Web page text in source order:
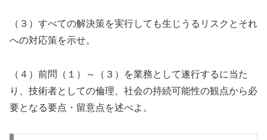
（３）すべての解決策を実行しても生じうるリスクとそれ
への対応策を示せ。
（４）前問（１）～（３）を業務として遂行するに当た
り、技術者としての倫理、社会の持続可能性の観点から必
要となる要点・留意点を述べよ。